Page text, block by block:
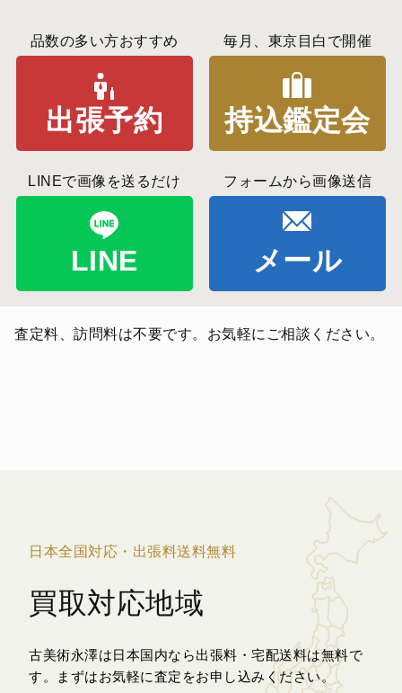
品数の多い方おすすめ
出張予約
毎月、東京目白で開催
持込鑑定会
LINEで画像を送るだけ
LINE
フォームから画像送信
メール
査定料、訪問料は不要です。お気軽にご相談ください。
日本全国対応・出張料送料無料
買取対応地域
古美術永澤は日本国内なら出張料・宅配送料は無料で
す。
まずはお気軽に査定をお申し込みください。